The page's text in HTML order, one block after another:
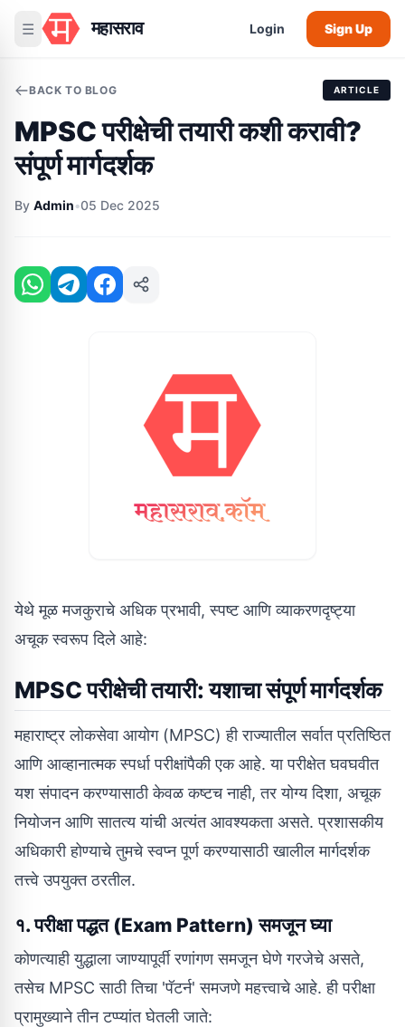
☰ महासराव Login Sign Up
BACK TO BLOG ARTICLE
MPSC परीक्षेची तयारी कशी करावी?
संपूर्ण मार्गदर्शक
By Admin•05 Dec 2025
येथे मूळ मजकुराचे अधिक प्रभावी, स्पष्ट आणि व्याकरणदृष्ट्या
अचूक स्वरूप दिले आहे:
MPSC परीक्षेची तयारी: यशाचा संपूर्ण मार्गदर्शक
महाराष्ट्र लोकसेवा आयोग (MPSC) ही राज्यातील सर्वात प्रतिष्ठित
आणि आव्हानात्मक स्पर्धा परीक्षांपैकी एक आहे. या परीक्षेत घवघवीत
यश संपादन करण्यासाठी केवळ कष्टच नाही, तर योग्य दिशा, अचूक
नियोजन आणि सातत्य यांची अत्यंत आवश्यकता असते. प्रशासकीय
अधिकारी होण्याचे तुमचे स्वप्न पूर्ण करण्यासाठी खालील मार्गदर्शक
तत्त्वे उपयुक्त ठरतील.
१. परीक्षा पद्धत (Exam Pattern) समजून घ्या
कोणत्याही युद्धाला जाण्यापूर्वी रणांगण समजून घेणे गरजेचे असते,
तसेच MPSC साठी तिचा 'पॅटर्न' समजणे महत्त्वाचे आहे. ही परीक्षा
प्रामुख्याने तीन टप्प्यांत घेतली जाते: